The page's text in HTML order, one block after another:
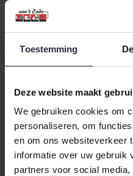
Toestemming
Deze website maakt
We gebruiken cookies om
personaliseren, om
en om ons websiteverkeer
informatie over uw gebruik
partners voor social
Informatie
Afdruiprek
Klik hier voor de volledige
Met dit afdruiprek van
wijnglazen. De losse lekbak
twee afneembare bakjes voor
inklappen erg eenvoudig.
Kleur: Donkergrijs
Materiaal: Aluminium
Afmetingen: 51x42x33 cm